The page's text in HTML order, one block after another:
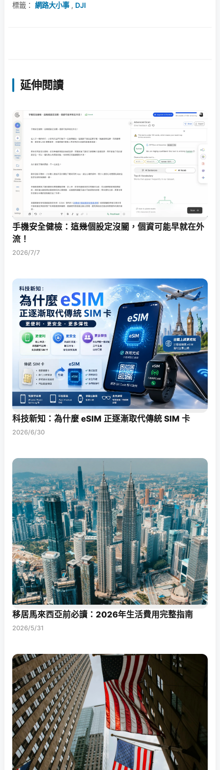
標籤： 網路大小事, DJI
延伸閱讀
手機安全健檢：這幾個設定沒關，個資可能早就在外
流！
2026/7/7
科技新知：為什麼 eSIM 正逐漸取代傳統 SIM 卡
2026/6/30
移居馬來西亞前必讀：2026年生活費用完整指南
2026/5/31